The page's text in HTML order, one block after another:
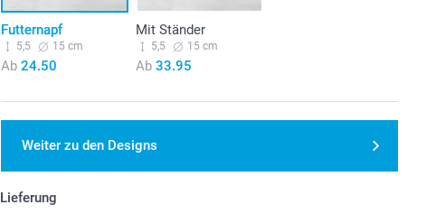
Futternapf
5,5 15 cm
Ab 24.50
Mit Ständer
5,5 15 cm
Ab 33.95
Weiter zu den Designs
Lieferung